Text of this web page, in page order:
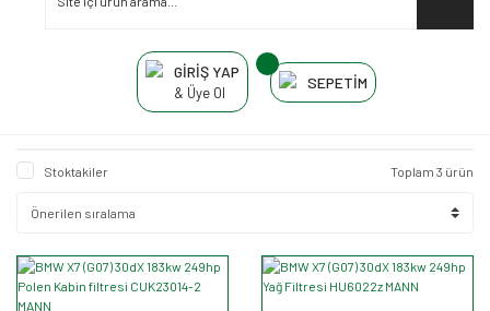
GİRİŞ YAP
& Üye Ol
SEPETİM
Stoktakiler Toplam 3 ürün